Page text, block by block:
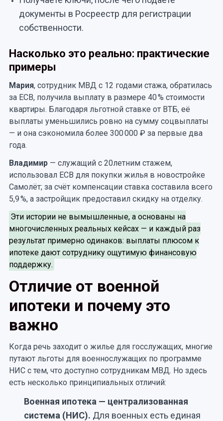
документы в Росреестр для регистрации
собственности.
Насколько это реально: практические
примеры
Мария, сотрудник МВД с 12 годами стажа, обратилась
за ЕСВ, получила выплату в размере 40 % стоимости
квартиры. Благодаря льготной ставке от ВТБ, её
выплаты уменьшились ровно на сумму соцвыплаты
— и она сэкономила более 300 000 ₽ за первые два
года.
Владимир— служащий с 20летним стажем,
использовал ЕСВ для покупки жилья в новостройке
Самолёт; за счёт компенсации ставка составила всего
5,9 %, а застройщик предоставил скидку на отделку.
Эти истории не вымышленные, а основаны на
многочисленных реальных кейсах — и каждый раз
результат примерно одинаков: выплаты плюсом к
ипотеке дают сотруднику ощутимую финансовую
поддержку.
Отличие от военной
ипотеки и почему это
важно
Когда речь заходит о жилье для госслужащих, многие
путают льготы для военнослужащих по программе
НИС с тем, что доступно сотрудникам МВД. Но здесь
есть несколько принципиальных отличий:
Военная ипотека — централизованная
система (НИС). Для военных есть единая